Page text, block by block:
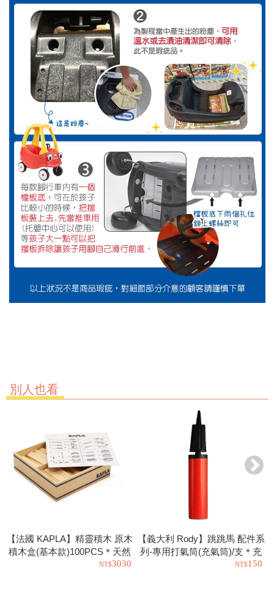
別人也看
【法國 KAPLA】精靈積木 原木
積木盒(基本款)100PCS＊天然
松木益智操作幼教積木3030
【義大利 Rody】跳跳馬 配件系
列-專用打氣筒(充氣筒)/支＊充
氣工具.充氣球.玩具也可以使用
150